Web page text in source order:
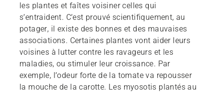
les plantes et faîtes voisiner celles qui
s’entraident. C’est prouvé scientifiquement, au
potager, il existe des bonnes et des mauvaises
associations. Certaines plantes vont aider leurs
voisines à lutter contre les ravageurs et les
maladies, ou stimuler leur croissance. Par
exemple, l’odeur forte de la tomate va repousser
la mouche de la carotte. Les myosotis plantés au